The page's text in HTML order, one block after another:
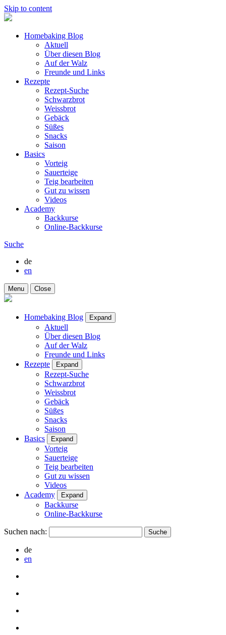
Skip to content
Homebaking Blog
Aktuell
Über diesen Blog
Auf der Walz
Freunde und Links
Rezepte
Rezept-Suche
Schwarzbrot
Weissbrot
Gebäck
Süßes
Snacks
Saison
Basics
Vorteig
Sauerteige
Teig bearbeiten
Gut zu wissen
Videos
Academy
Backkurse
Online-Backkurse
Suche
de
en
Menu Close
Homebaking Blog Expand
Aktuell
Über diesen Blog
Auf der Walz
Freunde und Links
Rezepte
Expand
Rezept-Suche
Schwarzbrot
Weissbrot
Gebäck
Süßes
Snacks
Saison
Basics
Expand
Vorteig
Sauerteige
Teig bearbeiten
Gut zu wissen
Videos
Academy
Expand
Backkurse
Online-Backkurse
Suchen nach:
de
en